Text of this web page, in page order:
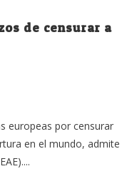
de censurar a
europeas por censurar
en el mundo, admite